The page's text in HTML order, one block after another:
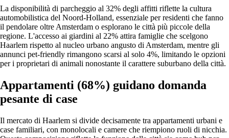
La disponibilità di parcheggio al 32% degli affitti riflette la cultura
automobilistica del Noord-Holland, essenziale per residenti che fanno
il pendolare oltre Amsterdam o esplorano le città più piccole della
regione. L'accesso ai giardini al 22% attira famiglie che scelgono
Haarlem rispetto al nucleo urbano angusto di Amsterdam, mentre gli
annunci pet-friendly rimangono scarsi al solo 4%, limitando le opzioni
per i proprietari di animali nonostante il carattere suburbano della città.
Appartamenti (68%) guidano domanda
pesante di case
Il mercato di Haarlem si divide decisamente tra appartamenti urbani e
case familiari, con monolocali e camere che riempiono ruoli di nicchia.